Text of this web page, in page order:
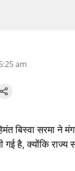
am
बिस्वा सरमा ने
गई है, क्योंकि